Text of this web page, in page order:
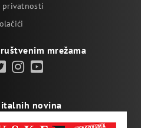
privatnosti
mrežama
novina